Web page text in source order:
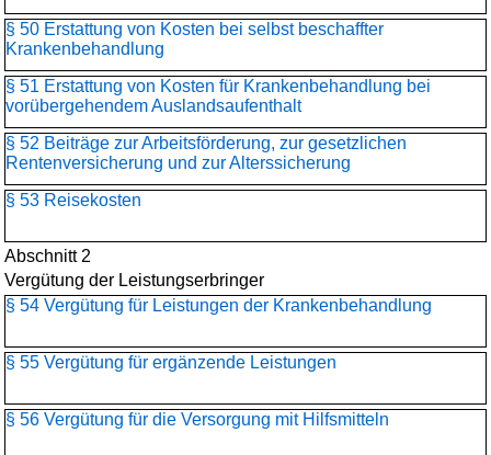
§ 50 Erstattung von Kosten bei selbst beschaffter
Krankenbehandlung
§ 51 Erstattung von Kosten für Krankenbehandlung bei
vorübergehendem Auslandsaufenthalt
§ 52 Beiträge zur Arbeitsförderung, zur gesetzlichen
Rentenversicherung und zur Alterssicherung
§ 53 Reisekosten
Abschnitt 2
Vergütung der Leistungserbringer
§ 54 Vergütung für Leistungen der Krankenbehandlung
§ 55 Vergütung für ergänzende Leistungen
§ 56 Vergütung für die Versorgung mit Hilfsmitteln